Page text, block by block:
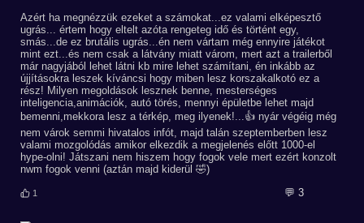
Azért ha megnézzük ezeket a számokat...ez valami elképesztő
ugrás... értem hogy eltelt azóta rengeteg idő és történt egy,
smás...de ez brutális ugrás...én nem vártam még ennyire játékot
mint ezt...és nem csak a látvány miatt várom, mert azt a trailerből
már nagyjából lehet látni kb mire lehet számítani, én inkább az
újjításokra leszek kíváncsi hogy miben lesz korszakalkotó ez a
rész! Milyen megoldások lesznek benne, mesterséges
inteligencia,animációk, autó törés, mennyi épületbe lehet majd
bemenni,mekkora lesz a térkép, meg ilyenek!...👍 nyár végéig még
nem várok semmi hivatalos infót, majd talán szeptemberben lesz
valami mozgolódás amikor elkezdik a megjelenés előtt 1000-el
hype-olni! Játszani nem hiszem hogy fogok vele mert ezért konzolt
nwm fogok venni (aztán majd kiderül 🤣)
1 💬 3